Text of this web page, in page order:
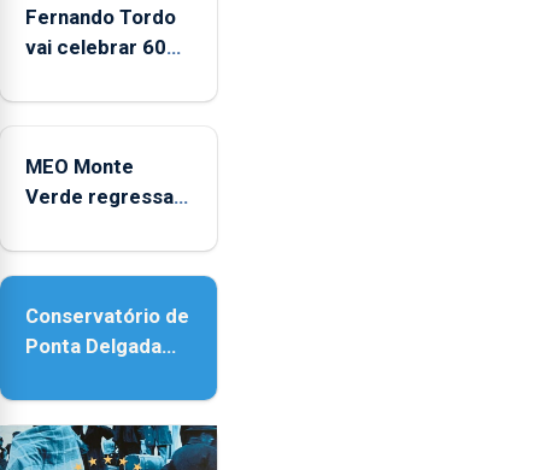
e
2025
Fernando Tordo
vai celebrar 60
no Coliseu
MEO Monte
Verde regressa
acessibilidade
Conservatório de
Ponta Delgada
novos
instrumentos